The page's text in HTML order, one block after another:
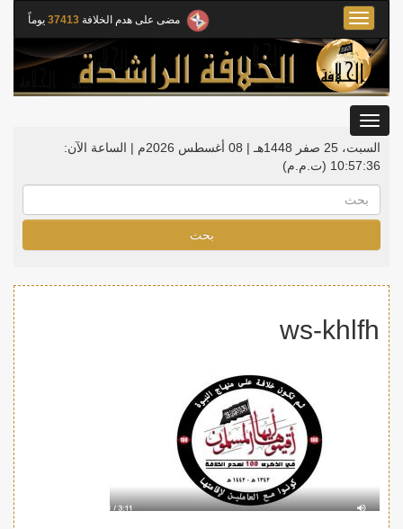
مضى على هدم الخلافة 37413 يوماً
Toggle
navigation
السبت، 25 صفر 1448هـ | 08 أغسطس 2026م |
الساعة الآن:
10:57:37 (ت.م.م)
بحث
ws-khlfh